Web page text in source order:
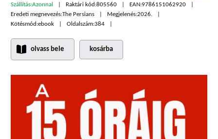
Szállítás:Azonnal Raktári kód:805560 EAN:9786151062920
Eredeti megnevezés:The Persians Megjelenés:2026.
Kötésmód:ebook Oldalszám:384
olvass bele kosárba